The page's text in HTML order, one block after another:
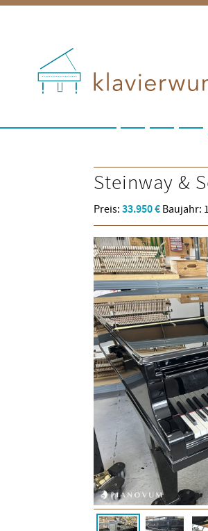
Steinway &
Preis: 33.950 € Baujahr: